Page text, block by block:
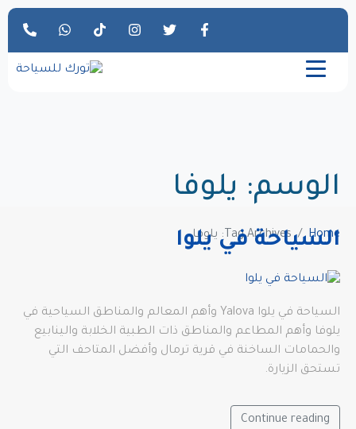
الوسم: يلوفا
Home Tag Archives: يلوفا
السياحة في يلوا
السياحة في يلوا Yalova وأهم المعالم والمناطق السياحية في
يلوفا وأهم المطاعم والمناطق ذات الطبية الخلابة والينابيع
والحمامات الساخنة في قرية ترمال وأفضل المتاحف التي
تستحق الزيارة.
Continue reading